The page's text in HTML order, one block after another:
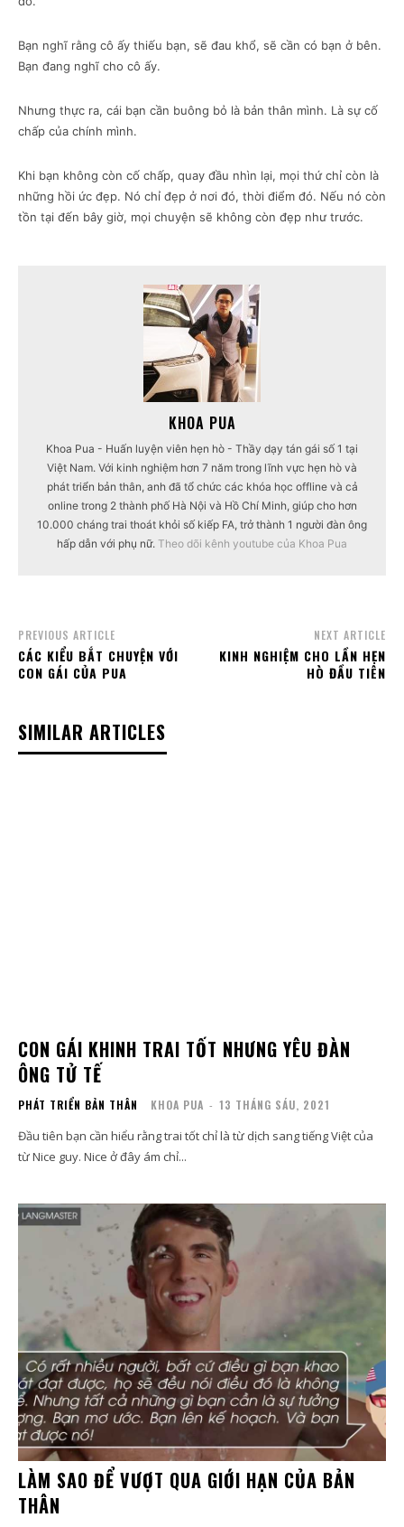
Bạn nghĩ rằng cô ấy thiếu bạn, sẽ đau khổ, sẽ cần có bạn ở bên.
Bạn đang nghĩ cho cô ấy.
Nhưng thực ra, cái bạn cần buông bỏ là bản thân mình. Là sự cố
chấp của chính mình.
Khi bạn không còn cố chấp, quay đầu nhìn lại, mọi thứ chỉ còn là
những hồi ức đẹp. Nó chỉ đẹp ở nơi đó, thời điểm đó. Nếu nó còn
tồn tại đến bây giờ, mọi chuyện sẽ không còn đẹp như trước.
KHOA PUA
Khoa Pua - Huấn luyện viên hẹn hò - Thầy dạy tán gái số 1 tại
Việt Nam. Với kinh nghiệm hơn 7 năm trong lĩnh vực hẹn hò và
phát triển bản thân, anh đã tổ chức các khóa học offline và cả
online trong 2 thành phố Hà Nội và Hồ Chí Minh, giúp cho hơn
10.000 cháng trai thoát khỏi số kiếp FA, trở thành 1 người đàn ông
hấp dẫn với phụ nữ. Theo dõi kênh youtube của Khoa Pua
PREVIOUS ARTICLE
CÁC KIỂU BẮT CHUYỆN VỚI
CON GÁI CỦA PUA
NEXT ARTICLE
KINH NGHIỆM CHO LẦN HẸN
HÒ ĐẦU TIÊN
SIMILAR ARTICLES
CON GÁI KHINH TRAI TỐT NHƯNG YÊU ĐÀN
ÔNG TỬ TẾ
PHÁT TRIỂN BẢN THÂN KHOA PUA - 13 THÁNG SÁU, 2021
Đầu tiên bạn cần hiểu rằng trai tốt chỉ là từ dịch sang tiếng Việt của
từ Nice guy. Nice ở đây ám chỉ...
LÀM SAO ĐỂ VƯỢT QUA GIỚI HẠN CỦA BẢN
THÂN